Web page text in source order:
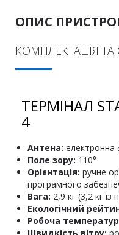
ОПИС
КОМПЛЕКТАЦІЯ
ТЕРМІНАЛ
4
Антена: електронна
Поле зору: 110°
Орієнтація: ручне
програмного
Вага: 2,9 кг (3,2 кг із
Екологічний
Робоча